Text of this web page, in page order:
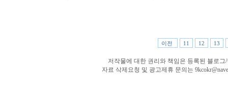
이전 11 12 13
저작물에 대한 권리와 책임은 등록된 블로
자료 삭제요청 및 광고제휴 문의는